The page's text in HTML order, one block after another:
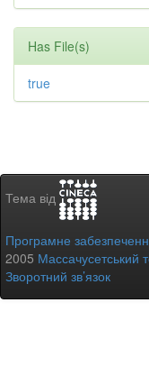
Has File(s)
true
Тема від
Програмне
2005 Массачусетський
Зворотний зв’язок